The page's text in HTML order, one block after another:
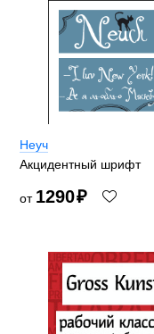
Неуч
Акцидентный шрифт
от 1290₽